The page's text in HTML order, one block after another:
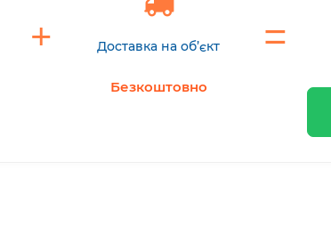
Доставка на об’єкт
Безкоштовно